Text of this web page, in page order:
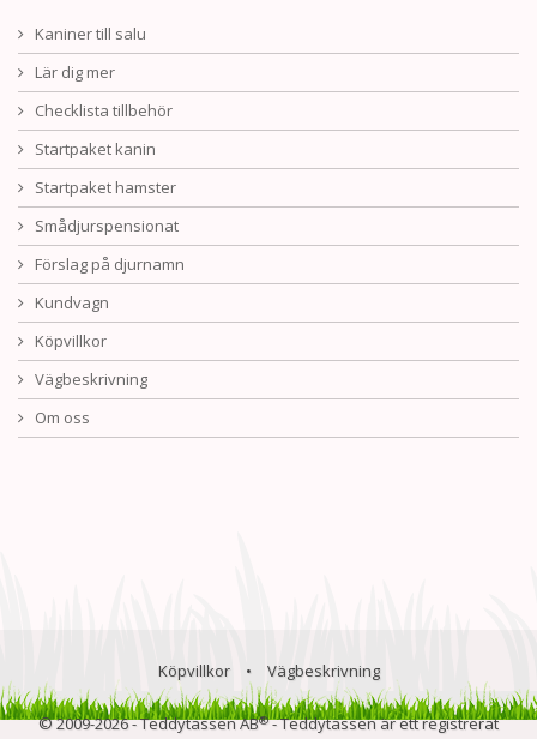
Kaniner till salu
Lär dig mer
Checklista tillbehör
Startpaket kanin
Startpaket hamster
Smådjurspensionat
Förslag på djurnamn
Kundvagn
Köpvillkor
Vägbeskrivning
Om oss
Köpvillkor • Vägbeskrivning
© 2009-2026 - Teddytassen AB®- Teddytassen är ett registrerat